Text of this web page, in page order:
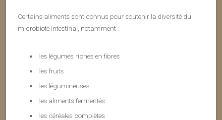
Certains aliments sont connus pour soutenir la diversité du
microbiote intestinal, notamment :
les légumes riches en fibres
les fruits
les légumineuses
les aliments fermentés
les céréales complètes